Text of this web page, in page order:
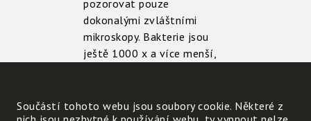
pozorovat pouze
dokonalými zvláštními
mikroskopy. Bakterie jsou
ještě 1000 x a více menší,
do objemu 1 ml by se jich
Součástí tohoto webu jsou soubory cookie. Některé z